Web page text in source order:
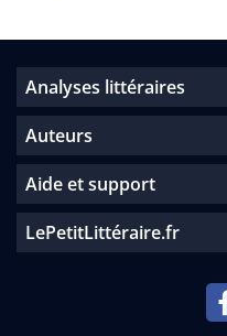
Analyses littéraires
Auteurs
Aide et support
LePetitLittéraire.fr